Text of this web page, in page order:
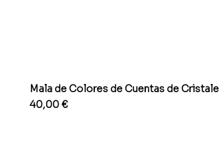
Mala de Colores de Cuentas de
Precio
40,00 €